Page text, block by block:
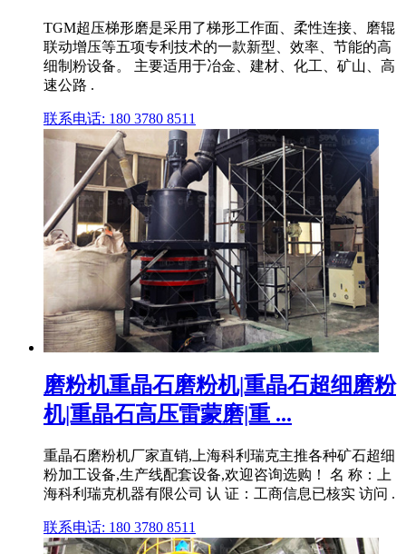
TGM超压梯形磨是采用了梯形工作面、柔性连接、磨辊
联动增压等五项专利技术的一款新型、效率、节能的高
细制粉设备。 主要适用于冶金、建材、化工、矿山、高
速公路 .
联系电话: 180 3780 8511
磨粉机重晶石磨粉机|重晶石超细磨粉
机|重晶石高压雷蒙磨|重 ...
重晶石磨粉机厂家直销,上海科利瑞克主推各种矿石超细
粉加工设备,生产线配套设备,欢迎咨询选购！ 名 称：上
海科利瑞克机器有限公司 认 证：工商信息已核实 访问 .
联系电话: 180 3780 8511